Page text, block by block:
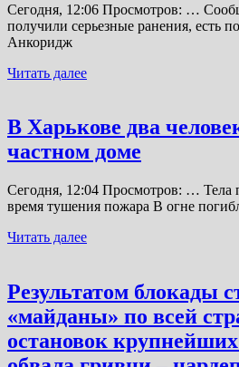
Сегодня, 12:06 Просмотров: …
получили серьезные ранения, есть
Анкоридж
Читать далее
В Харькове два
частном доме
Сегодня, 12:04 Просмотров: …
время тушения пожара В огне
Читать далее
Результатом блокады
«майданы» по всей
остановок